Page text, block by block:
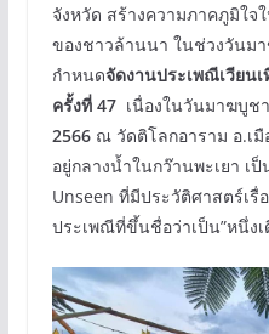
จังหวัด สร้างความภาคภูมิใ
ของชาวล้านนา ในช่วงวันม
กำหนดจัดงานประเพณีเวียน
ครั้งที่ 47เนื่องในวันมาฆบูชา
2566ณ วัดติโลกอาราม อ.เมื
อยู่กลางน้ำในกว๊านพะเยา เ
Unseen ที่มีประวัติศาสตร์เ
ประเพณีที่ขึ้นชื่อว่าเป็น”หนึ่งเ